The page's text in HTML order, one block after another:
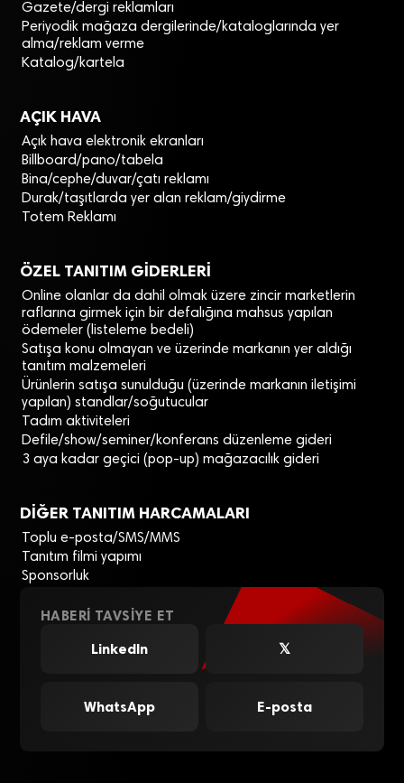
Gazete/dergi reklamları
Periyodik mağaza dergilerinde/kataloglarında yer
alma/reklam verme
Katalog/kartela
AÇIK HAVA
Açık hava elektronik ekranları
Billboard/pano/tabela
Bina/cephe/duvar/çatı reklamı
Durak/taşıtlarda yer alan reklam/giydirme
Totem Reklamı
ÖZEL TANITIM GİDERLERİ
Online olanlar da dahil olmak üzere zincir marketlerin
raflarına girmek için bir defalığına mahsus yapılan
ödemeler (listeleme bedeli)
Satışa konu olmayan ve üzerinde markanın yer aldığı
tanıtım malzemeleri
Ürünlerin satışa sunulduğu (üzerinde markanın iletişimi
yapılan) standlar/soğutucular
Tadım aktiviteleri
Defile/show/seminer/konferans düzenleme gideri
3 aya kadar geçici (pop-up) mağazacılık gideri
DİĞER TANITIM HARCAMALARI
Toplu e-posta/SMS/MMS
Tanıtım filmi yapımı
Sponsorluk
HABERI TAVSIYE ET
LinkedIn
𝕏
WhatsApp E-posta